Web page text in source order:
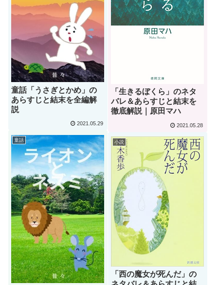
童話「うさぎとかめ」の
あらすじと結末を全編解
説
2021.05.29
「生きるぼくら」のネタ
バレ＆あらすじと結末を
徹底解説｜原田マハ
2021.05.28
童話 小説
「西の魔女が死んだ」の